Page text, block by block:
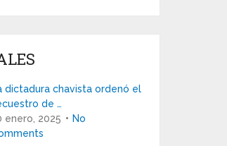
dictadura chavista ordenó el
de …
enero, 2025
No